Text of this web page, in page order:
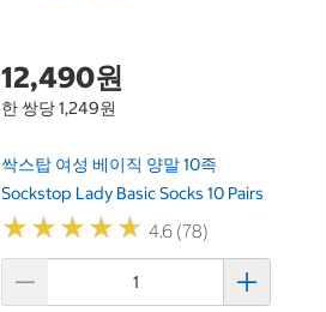
12,490원
한 쌍당 1,249원
싹스탑 여성 베이직 양말 10족
Sockstop Lady Basic Socks 10 Pairs
★★★★★
★★★★★ 4.6 (78)